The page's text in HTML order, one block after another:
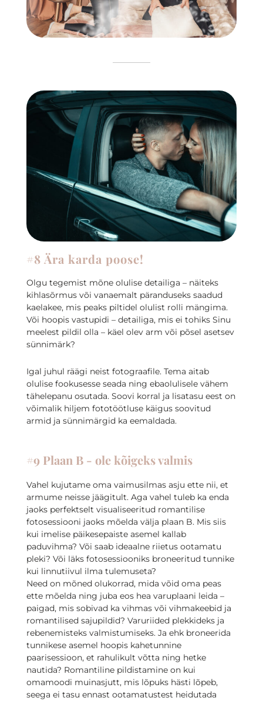
#8 Ära karda poose!
Olgu tegemist mõne olulise detailiga – näiteks
kihlasõrmus või vanaemalt päranduseks saadud
kaelakee, mis peaks piltidel olulist rolli mängima.
Või hoopis vastupidi – detailiga, mis ei tohiks Sinu
meelest pildil olla – käel olev arm või põsel asetsev
sünnimärk?
Igal juhul räägi neist fotograafile. Tema aitab
olulise fookusesse seada ning ebaolulisele vähem
tähelepanu osutada. Soovi korral ja lisatasu eest on
võimalik hiljem fototöötluse käigus soovitud
armid ja sünnimärgid ka eemaldada.
#9 Plaan B - ole kõigeks valmis
Vahel kujutame oma vaimusilmas asju ette nii, et
armume neisse jäägitult. Aga vahel tuleb ka enda
jaoks perfektselt visualiseeritud romantilise
fotosessiooni jaoks mõelda välja plaan B. Mis siis
kui imelise päikesepaiste asemel kallab
paduvihma? Või saab ideaalne riietus ootamatu
pleki? Või läks fotosessiooniks broneeritud tunnike
kui linnutiivul ilma tulemuseta?
Need on mõned olukorrad, mida võid oma peas
ette mõelda ning juba eos hea varuplaani leida –
paigad, mis sobivad ka vihmas või vihmakeebid ja
romantilised sajupildid? Varuriided plekkideks ja
rebenemisteks valmistumiseks. Ja ehk broneerida
tunnikese asemel hoopis kahetunnine
paarisessioon, et rahulikult võtta ning hetke
nautida? Romantiline pildistamine on kui
omamoodi muinasjutt, mis lõpuks hästi lõpeb,
seega ei tasu ennast ootamatustest heidutada